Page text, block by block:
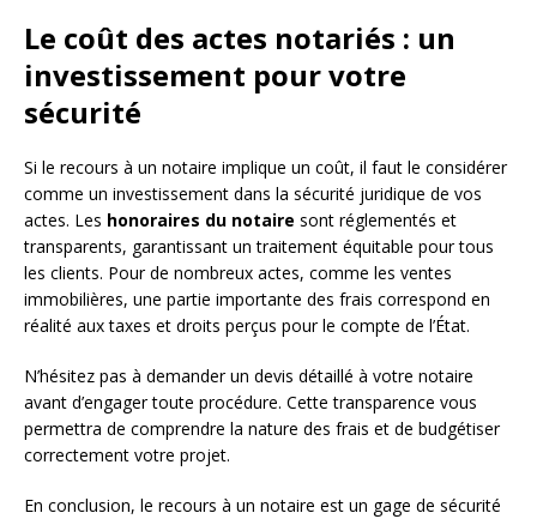
Le coût des actes notariés : un
investissement pour votre
sécurité
Si le recours à un notaire implique un coût, il faut le considérer
comme un investissement dans la sécurité juridique de vos
actes. Les honoraires du notaire sont réglementés et
transparents, garantissant un traitement équitable pour tous
les clients. Pour de nombreux actes, comme les ventes
immobilières, une partie importante des frais correspond en
réalité aux taxes et droits perçus pour le compte de l’État.
N’hésitez pas à demander un devis détaillé à votre notaire
avant d’engager toute procédure. Cette transparence vous
permettra de comprendre la nature des frais et de budgétiser
correctement votre projet.
En conclusion, le recours à un notaire est un gage de sécurité